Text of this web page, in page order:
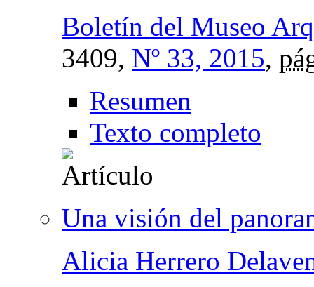
Boletín del Museo
3409, Nº 33, 2015,
Resumen
Texto completo
Una visión del
Alicia Herrero